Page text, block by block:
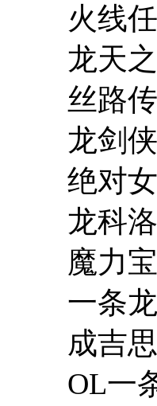
火线
龙天
丝路
龙剑
绝对
龙科
魔力
一条
成吉
OL一